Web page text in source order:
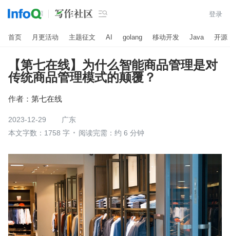
 登录
首页 月更活动 主题征文 AI golang 移动开发 Java 开源
【第七在线】为什么智能商品管理是对
传统商品管理模式的颠覆？
作者： 第七在线
2023-12-29
广东
本文字数：1758 字
阅读完需：约 6 分钟